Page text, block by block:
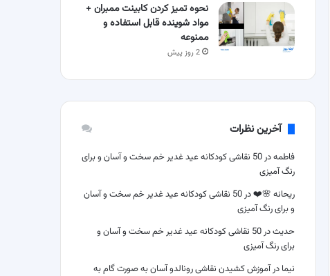
نحوه تمیز کردن کابینت ممبران +
مواد شوینده قابل استفاده و
ممنوعه
2 روز پیش
آخرین نظرات
فاطمهدر
50 نقاشی کودکانه عید غدیر خم سخت و آسان و برای
رنگ آمیزی
ریحانه 🌸❤️در
50 نقاشی کودکانه عید غدیر خم سخت و آسان
و برای رنگ آمیزی
حدیثدر
50 نقاشی کودکانه عید غدیر خم سخت و آسان و
برای رنگ آمیزی
نیما درآموزش کشیدن نقاشی رونالدو آسان به صورت گام به